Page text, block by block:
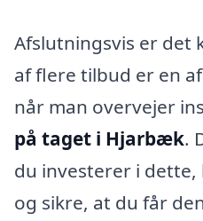
Afslutningsvis er det
af flere tilbud er en
når man overvejer
på taget i Hjarbæk.
du investerer i dette,
og sikre, at du får